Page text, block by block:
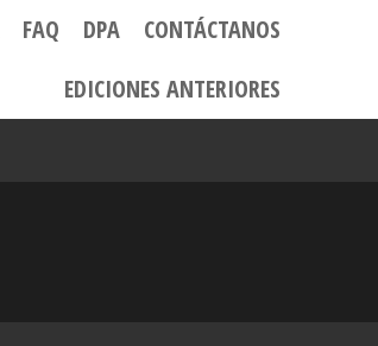
FAQ DPA
CONTÁCTANOS
EDICIONES ANTERIORES